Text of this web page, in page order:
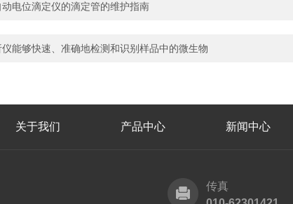
电位滴定仪的滴定管的维护指南
能够快速、准确地检测和识别样品中的微生物
关于我们 产品中心 新闻中心
传真